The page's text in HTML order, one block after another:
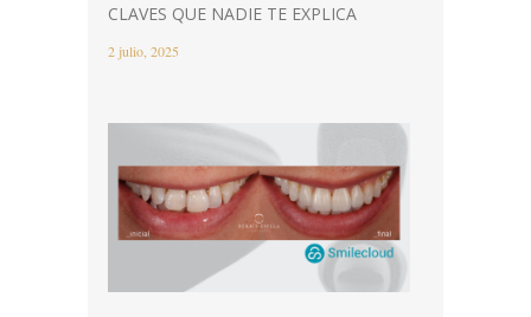
CLAVES QUE NADIE TE EXPLICA
2 julio, 2025